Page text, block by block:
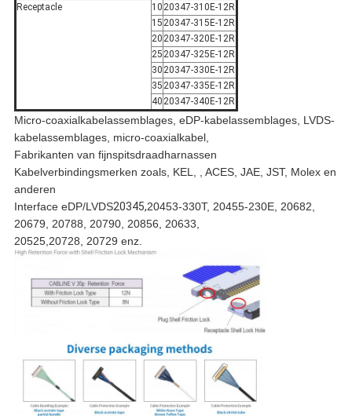
Receptacle
10 20347-310E-12R
15 20347-315E-12R
20 20347-320E-12R
25 20347-325E-12R
30 20347-330E-12R
35 20347-335E-12R
40 20347-340E-12R
Micro-coaxialkabelassemblages, eDP-kabelassemblages, LVDS-
kabelassemblages, micro-coaxialkabel,
Fabrikanten van fijnspitsdraadharnassen
Kabelverbindingsmerken zoals, KEL, , ACES, JAE, JST, Molex en
anderen
Interface eDP/LVDS20345,20453-330T, 20455-230E, 20682,
20679, 20788, 20790, 20856, 20633,
20525,20728, 20729 enz.